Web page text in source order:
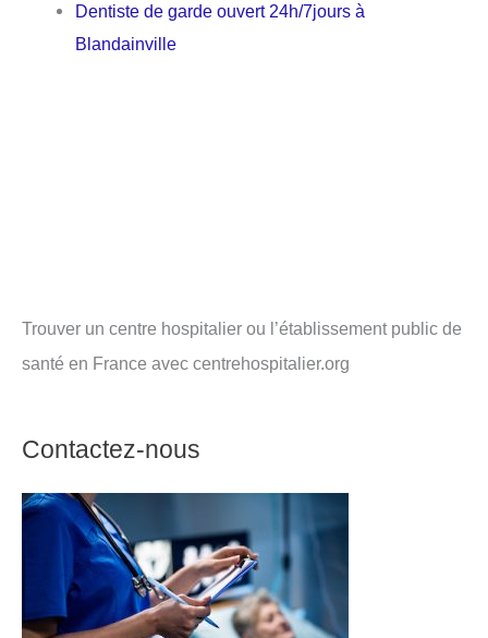
Dentiste de garde ouvert 24h/7jours à
Blandainville
Trouver un centre hospitalier ou l’établissement public de
santé en France avec centrehospitalier.org
Contactez-nous